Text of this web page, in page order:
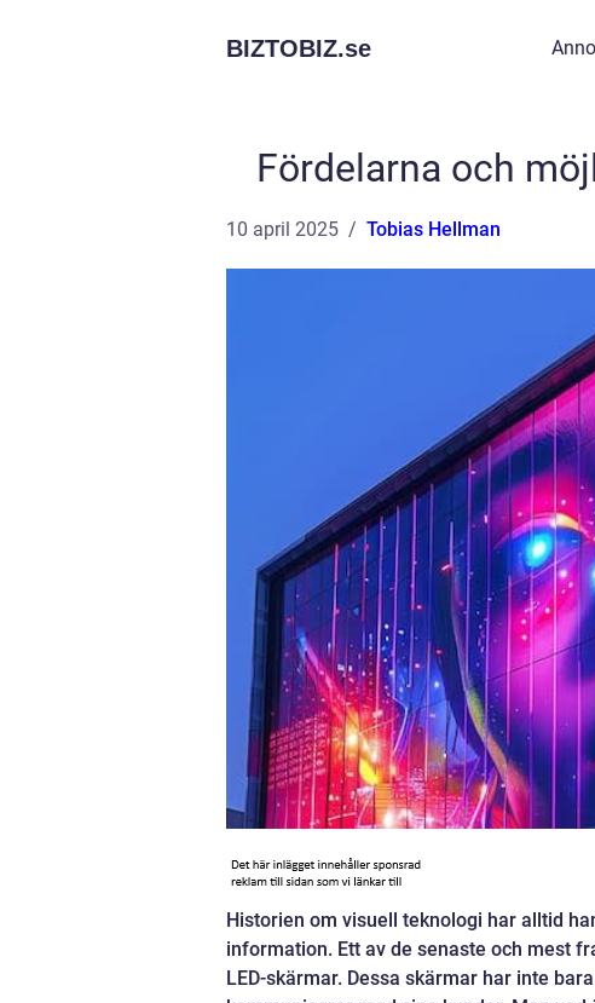
BIZTOBIZ.se
Fördelarna och
10 april 2025 Tobias Hellman
Historien om visuell teknologi har alltid
information. Ett av de senaste och mest
LED-skärmar. Dessa skärmar har inte